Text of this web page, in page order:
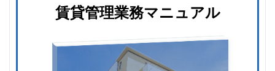
賃貸管理業務マニュアル